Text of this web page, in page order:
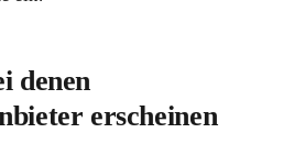
denen
erscheinen